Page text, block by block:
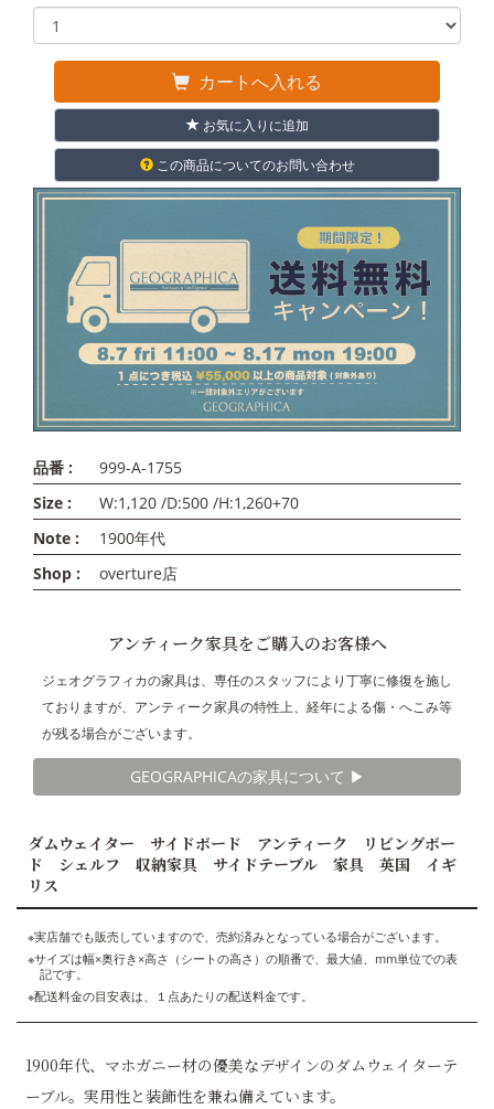
カートへ入れる
お気に入りに追加
この商品についてのお問い合わせ
品番 :
999-A-1755
Size :
W:1,120 /D:500 /H:1,260+70
Note :
1900年代
Shop :
overture店
アンティーク家具をご購入のお客様へ
ジェオグラフィカの家具は、専任のスタッフにより丁寧に修復を施し
ておりますが、アンティーク家具の特性上、経年による傷・へこみ等
が残る場合がございます。
GEOGRAPHICAの家具について ▶︎
ダムウェイター サイドボード アンティーク リビングボー
ド シェルフ 収納家具 サイドテーブル 家具 英国 イギ
リス
※実店舗でも販売していますので、売約済みとなっている場合がございます。
※サイズは幅×奥行き×高さ（シートの高さ）の順番で、最大値、mm単位での表
記です。
※配送料金の目安表は、１点あたりの配送料金です。
1900年代、マホガニー材の優美なデザインのダムウェイターテ
ーブル。実用性と装飾性を兼ね備えています。